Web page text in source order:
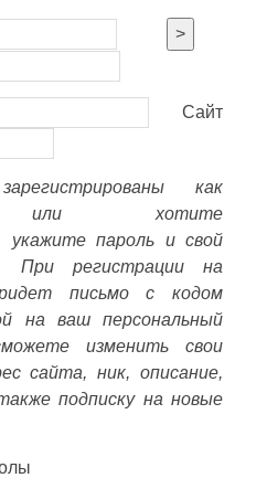
>
Сайт
как
или хотите
укажите пароль и свой
При регистрации на
письмо с кодом
на ваш персональный
изменить свои
сайта, ник, описание,
подписку на новые